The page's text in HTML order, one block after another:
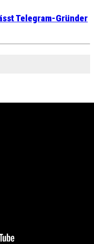
Telegram-Gründer